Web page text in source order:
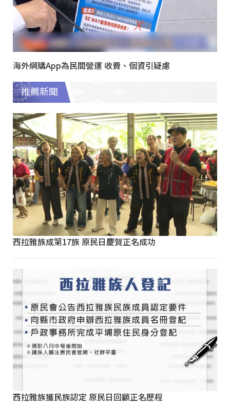
海外網購App為民間營運 收費、個資引疑慮
推薦新聞
西拉雅族成第17族 原民日慶賀正名成功
西拉雅族獲民族認定 原民日回顧正名歷程